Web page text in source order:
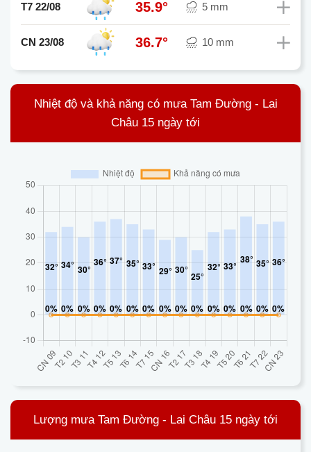
T7 22/08 35.9° 5 mm
CN 23/08 36.7° 10 mm
Nhiệt độ và khả năng có mưa Tam Đường - Lai
Châu 15 ngày tới
Lượng mưa Tam Đường - Lai Châu 15 ngày tới